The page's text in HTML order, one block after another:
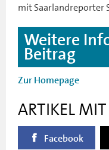
mit Saarlandreporter
Weitere
Beitrag
Zur Homepage
ARTIKEL
Facebook